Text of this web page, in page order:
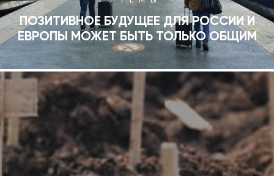
ПОЗИТИВНОЕ БУДУЩЕЕ ДЛЯ РОССИИ И
ЕВРОПЫ МОЖЕТ БЫТЬ ТОЛЬКО ОБЩИМ